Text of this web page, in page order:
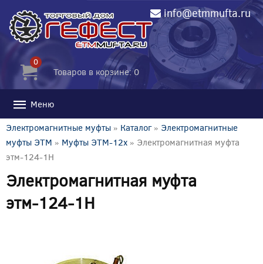
info@etmmufta.ru
0
Товаров в корзине: 0
Меню
Электромагнитные муфты » Каталог» Электромагнитные
муфты ЭТМ » Муфты ЭТМ-12x » Электромагнитная муфта
этм-124-1Н
Электромагнитная муфта
этм-124-1Н